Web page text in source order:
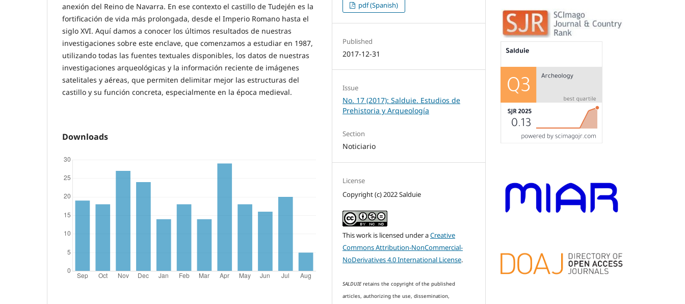
anexión del Reino de Navarra. En ese contexto el castillo de Tudején es la
fortificación de vida más prolongada, desde el Imperio Romano hasta el
siglo XVI. Aquí damos a conocer los últimos resultados de nuestras
investigaciones sobre este enclave, que comenzamos a estudiar en 1987,
utilizando todas las fuentes textuales disponibles, los datos de nuestras
investigaciones arqueológicas y la información reciente de imágenes
satelitales y aéreas, que permiten delimitar mejor las estructuras del
castillo y su función concreta, especialmente en la época medieval.
Downloads
pdf (Spanish)
Published
2017-12-31
Issue
No. 17 (2017): Salduie. Estudios de
Prehistoria y Arqueología
Section
Noticiario
License
Copyright (c) 2022 Salduie
This work is licensed under aCreative
Commons Attribution-NonCommercial-
NoDerivatives 4.0 International License.
SALDUIEretains the copyright of the published
articles, authorizing the use, dissemination,